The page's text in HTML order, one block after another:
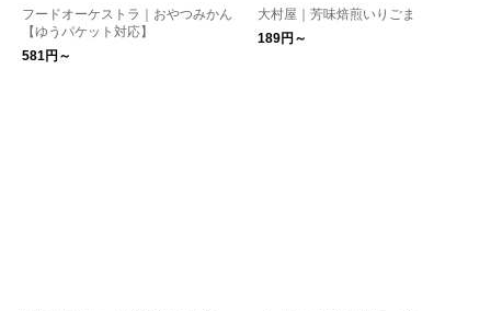
フードオーケストラ｜おやつみかん
【ゆうパケット対応】
581円～
大村屋｜芳味焙煎いりごま
189円～